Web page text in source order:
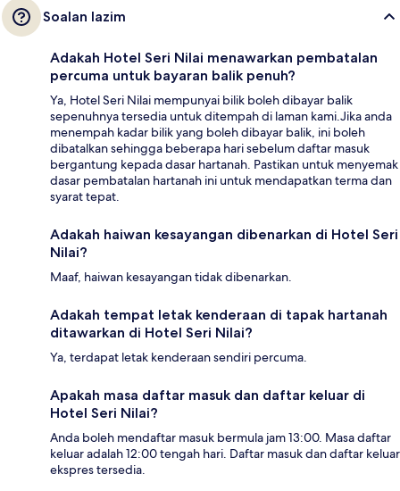
Soalan lazim
Adakah Hotel Seri Nilai menawarkan pembatalan
percuma untuk bayaran balik penuh?
Ya, Hotel Seri Nilai mempunyai bilik boleh dibayar balik
sepenuhnya tersedia untuk ditempah di laman kami.Jika anda
menempah kadar bilik yang boleh dibayar balik, ini boleh
dibatalkan sehingga beberapa hari sebelum daftar masuk
bergantung kepada dasar hartanah. Pastikan untuk menyemak
dasar pembatalan hartanah ini untuk mendapatkan terma dan
syarat tepat.
Adakah haiwan kesayangan dibenarkan di Hotel Seri
Nilai?
Maaf, haiwan kesayangan tidak dibenarkan.
Adakah tempat letak kenderaan di tapak hartanah
ditawarkan di Hotel Seri Nilai?
Ya, terdapat letak kenderaan sendiri percuma.
Apakah masa daftar masuk dan daftar keluar di
Hotel Seri Nilai?
Anda boleh mendaftar masuk bermula jam 13:00. Masa daftar
keluar adalah 12:00 tengah hari. Daftar masuk dan daftar keluar
ekspres tersedia.